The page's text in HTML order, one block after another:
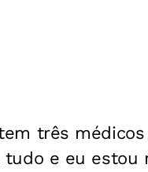
três
e eu estou